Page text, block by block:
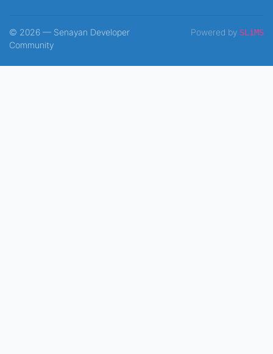
© 2026 — Senayan Developer
Community
Powered by SLiMS